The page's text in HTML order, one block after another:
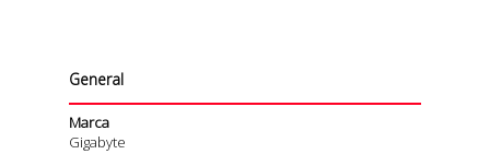
General
Marca
Gigabyte